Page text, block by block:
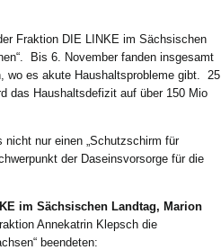
Fraktion DIE LINKE im Sächsischen
Bis 6. November fanden insgesamt
wo es akute Haushaltsprobleme gibt. 25
das Haushaltsdefizit auf über 150 Mio
nur einen „Schutzschirm für
der Daseinsvorsorge für die
im Sächsischen Landtag, Marion
Annekatrin Klepsch die
beendeten: